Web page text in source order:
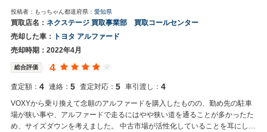
投稿者：もっちゃん都道府県： 愛知県
買取店名： ネクステージ 買取事業部 買取コールセンター
売却した車：
トヨタ アルファード
売却時期：2022年4月
総合評価 4
査定額： 4 連絡： 5 査定対応： 5 車引渡し： 4
VOXYから乗り換えて念願のアルファードを購入したものの、勤め先の駐車
場が狭い事や、アルファードで走るにはやや狭い道を通ることが多かったた
め、サイズダウンを考えました。 中古市場が活性化していることを耳にし、